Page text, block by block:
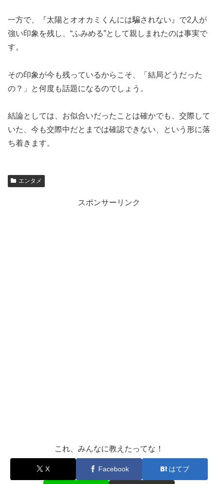
一方で、『太陽とオオカミくんには騙されない』で2人が
強い印象を残し、“ふみめる”として親しまれたのは事実で
す。
その印象が今も残っているからこそ、「結局どうだった
の？」と何度も話題になるのでしょう。
結論としては、お似合いだったことは確かでも、交際して
いた、今も交際中だとまでは確認できない、という形に落
ち着きます。
エンタメ
スポンサーリンク
これ、みんなに教えたってな！
X Facebook はてブ